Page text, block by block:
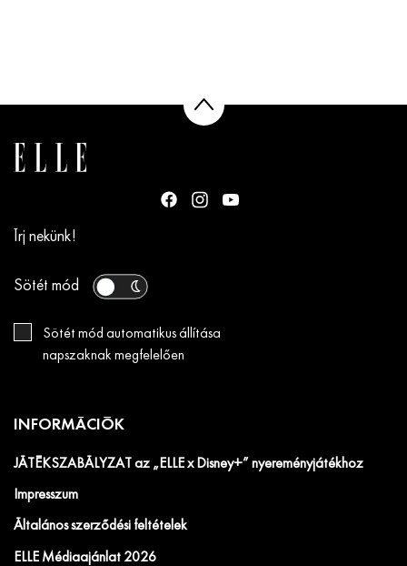
Írj nekünk!
Sötét mód
Sötét mód automatikus állítása
napszaknak megfelelően
INFORMÁCIÓK
JÁTÉKSZABÁLYZAT az „ELLE x Disney+” nyereményjátékhoz
Impresszum
Általános szerződési feltételek
ELLE Médiaajánlat 2026